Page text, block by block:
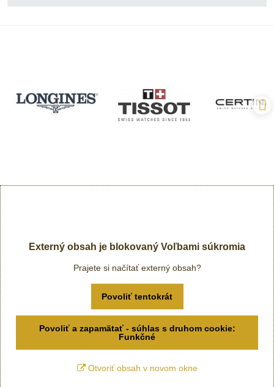
Externý obsah je blokovaný Voľbami súkromia
Prajete si načítať externý obsah?
Povoliť tentokrát
Povoliť a zapamätať - súhlas s druhom cookie:
Funkčné
Otvoriť obsah v novom okne